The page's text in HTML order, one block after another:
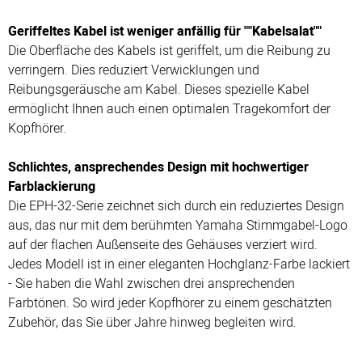
Geriffeltes Kabel ist weniger anfällig für ""Kabelsalat""
Die Oberfläche des Kabels ist geriffelt, um die Reibung zu
verringern. Dies reduziert Verwicklungen und
Reibungsgeräusche am Kabel. Dieses spezielle Kabel
ermöglicht Ihnen auch einen optimalen Tragekomfort der
Kopfhörer.
Schlichtes, ansprechendes Design mit hochwertiger
Farblackierung
Die EPH-32-Serie zeichnet sich durch ein reduziertes Design
aus, das nur mit dem berühmten Yamaha Stimmgabel-Logo
auf der flachen Außenseite des Gehäuses verziert wird.
Jedes Modell ist in einer eleganten Hochglanz-Farbe lackiert
- Sie haben die Wahl zwischen drei ansprechenden
Farbtönen. So wird jeder Kopfhörer zu einem geschätzten
Zubehör, das Sie über Jahre hinweg begleiten wird.